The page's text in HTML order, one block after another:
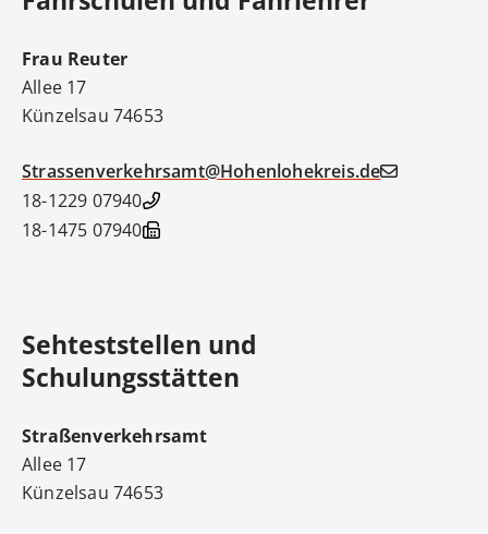
FrauReuter
Allee 17
74653
Künzelsau
Strassenverkehrsamt@Hohenlohekreis.de
07940 18-1229
07940 18-1475
Sehteststellen und
Schulungsstätten
Straßenverkehrsamt
Allee 17
74653
Künzelsau